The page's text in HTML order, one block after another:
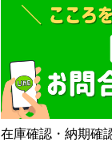
在庫確認・納期確